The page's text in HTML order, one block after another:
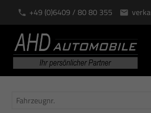
+49 (0)6409 / 80 80 355
Fahrzeugnr.